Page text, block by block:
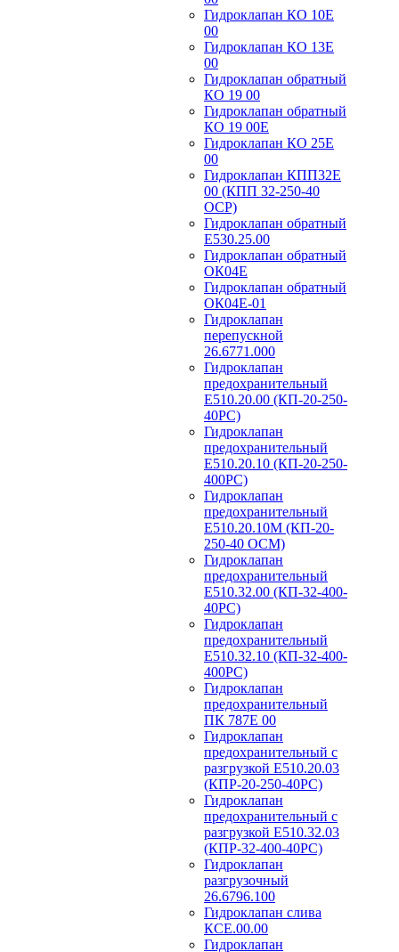
Гидроклапан КО 10Е
00
Гидроклапан КО 13Е
00
Гидроклапан обратный
КО 19 00
Гидроклапан обратный
КО 19 00Е
Гидроклапан КО 25Е
00
Гидроклапан КПП32Е
00 (КПП 32-250-40
ОСР)
Гидроклапан обратный
Е530.25.00
Гидроклапан обратный
ОК04Е
Гидроклапан обратный
ОК04Е-01
Гидроклапан
перепускной
26.6771.000
Гидроклапан
предохранительный
Е510.20.00 (КП-20-250-
40РС)
Гидроклапан
предохранительный
Е510.20.10 (КП-20-250-
400РС)
Гидроклапан
предохранительный
Е510.20.10М (КП-20-
250-40 ОСМ)
Гидроклапан
предохранительный
Е510.32.00 (КП-32-400-
40РС)
Гидроклапан
предохранительный
Е510.32.10 (КП-32-400-
400РС)
Гидроклапан
предохранительный
ПК 787Е 00
Гидроклапан
предохранительный с
разгрузкой Е510.20.03
(КПР-20-250-40РС)
Гидроклапан
предохранительный с
разгрузкой Е510.32.03
(КПР-32-400-40РС)
Гидроклапан
разгрузочный
26.6796.100
Гидроклапан слива
КСЕ.00.00
Гидроклапан